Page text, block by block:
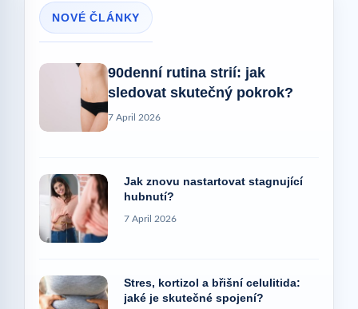
NOVÉ ČLÁNKY
90denní rutina strií: jak
sledovat skutečný pokrok?
7 April 2026
Jak znovu nastartovat stagnující
hubnutí?
7 April 2026
Stres, kortizol a břišní celulitida:
jaké je skutečné spojení?